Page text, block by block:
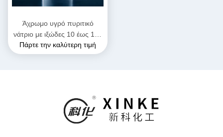
Άχρωμο υγρό πυριτικό
νάτριο με ιξώδες 10 έως 100
CP και pH 11,5 έως 12,5 για
βιομηχανικές εφαρμογές
Πάρτε την καλύτερη τιμή